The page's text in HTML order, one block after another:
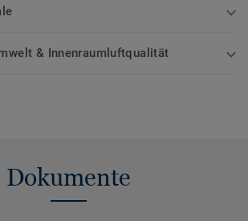
& Innenraumluftqualität
Dokumente